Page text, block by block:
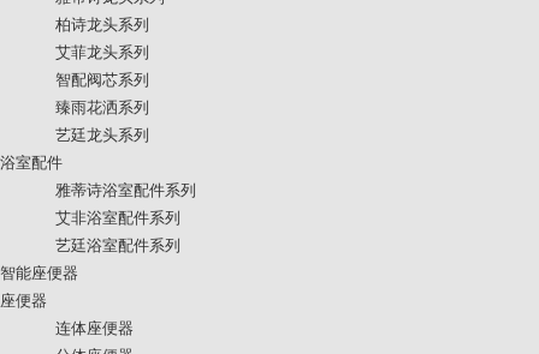
柏诗龙头系列
艾菲龙头系列
智配阀芯系列
臻雨花洒系列
艺廷龙头系列
浴室配件
雅蒂诗浴室配件系列
艾非浴室配件系列
艺廷浴室配件系列
智能座便器
座便器
连体座便器